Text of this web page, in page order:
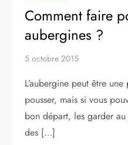
Comment faire
aubergines ?
5 octobre 2015
L’aubergine peut être
pousser, mais si vous
bon départ, les garder
des […]